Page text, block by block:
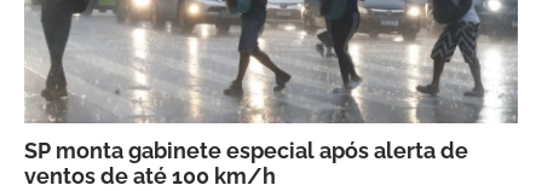
SP monta gabinete especial após alerta de
ventos de até 100 km/h